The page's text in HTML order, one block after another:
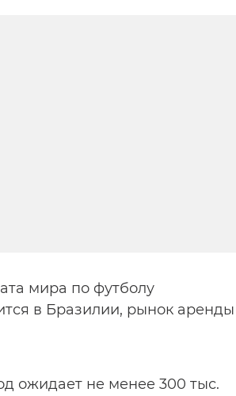
мира по футболу
в Бразилии, рынок аренды
ожидает не менее 300 тыс.